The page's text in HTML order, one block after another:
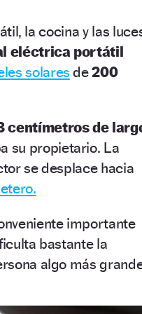
la cocina y las
eléctrica portátil
solaresde200
centímetros de
su propietario. La
se desplace hacia
importante
bastante la
algo más